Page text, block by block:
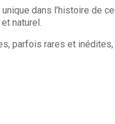
dans l’histoire de
naturel.
parfois rares et